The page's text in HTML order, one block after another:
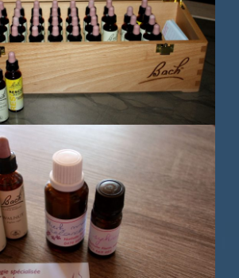
Une expertise